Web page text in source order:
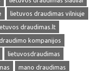
lietuvos draudimas vilniuje
draudimas.lt
kompanijos
lietuvosdraudimas
mano draudimas